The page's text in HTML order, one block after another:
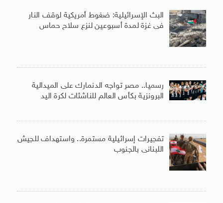
البث الإسرائيلية: ضغوط أمريكية لوقف النار
فى غزة لمدة أسبوعين لنزع سلاح حماس
رسميا.. مصر تواجه الدنمارك على الميدالية
البرونزية بكأس العالم للناشئات لكرة اليد
تفجيرات إسرائيلية مستمرة.. واستهداف للجيش
اللبنانى بالجنوب